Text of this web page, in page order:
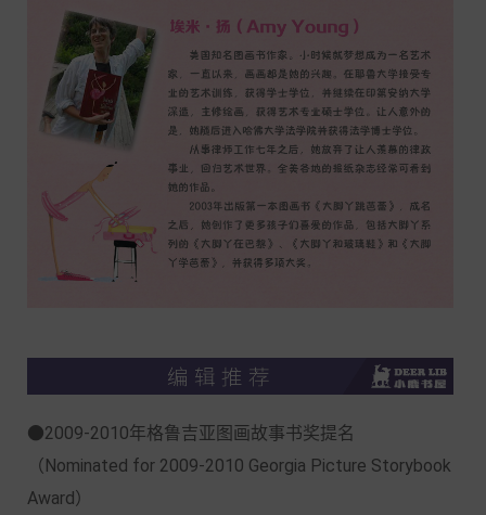
●2009-2010年格鲁吉亚图画故事书奖提名
（Nominated for 2009-2010 Georgia Picture Storybook
Award）